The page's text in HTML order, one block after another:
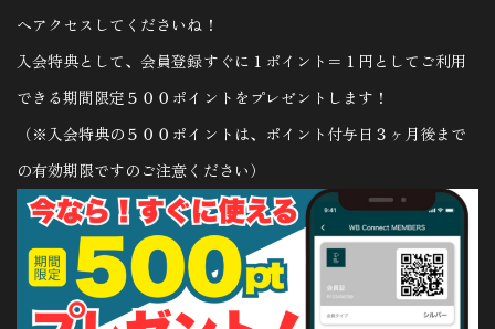
へアクセスしてくださいね！
入会特典として、会員登録すぐに１ポイント＝１円としてご利用
できる期間限定５００ポイントをプレゼントします！
（※入会特典の５００ポイントは、ポイント付与日３ヶ月後まで
の有効期限ですのご注意ください）